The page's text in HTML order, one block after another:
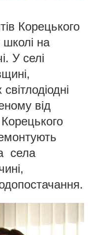
Корецького
школі на
У селі
від
села